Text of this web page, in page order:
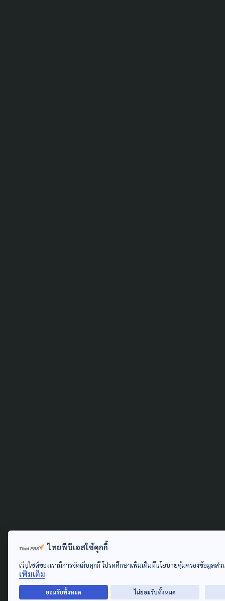
ไทยพีบีเอสใช้คุกกี้
เว็บไซต์ของเรามีการจัดเก็บคุกกี้ โปรดศึกษาเพิ่มเติมที่นโยบายคุ้มครองข้อมูลส่
เพิ่มเติม
ยอมรับทั้งหมด ไม่ยอมรับทั้งหมด